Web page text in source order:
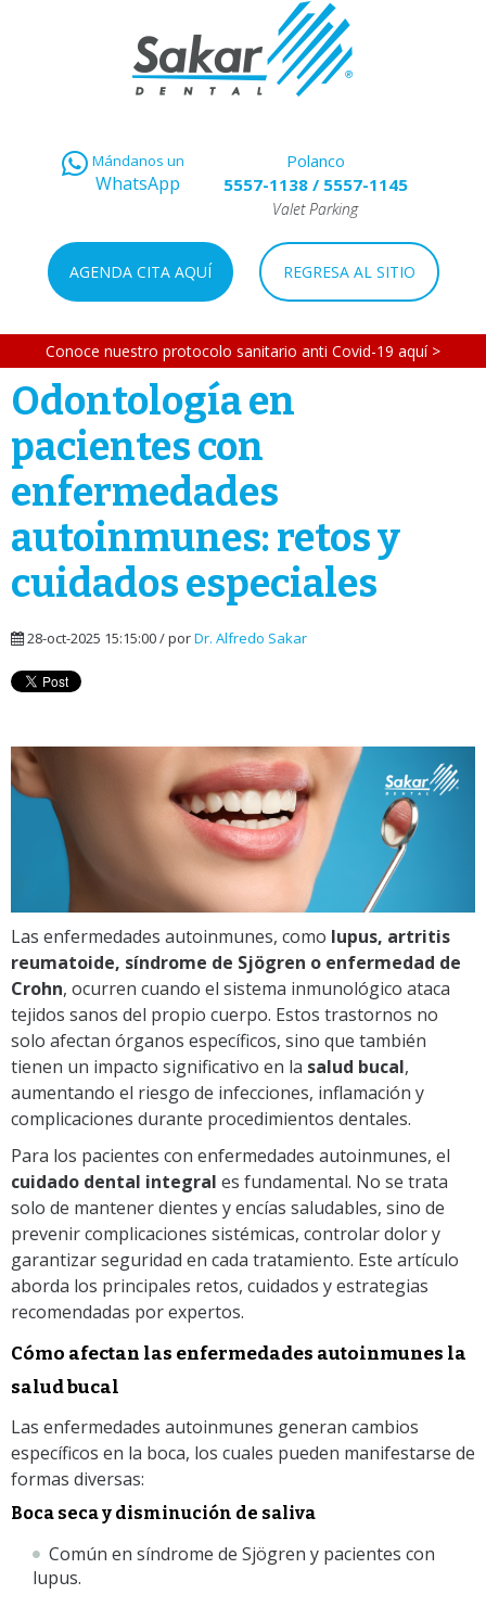
Mándanos un
WhatsApp
Polanco
5557-1138/ 5557-1145
Valet Parking
AGENDA CITA AQUÍ REGRESA AL SITIO
Conoce nuestro protocolo sanitario anti Covid-19 aquí >
Odontología en
pacientes con
enfermedades
autoinmunes: retos y
cuidados especiales
28-oct-2025 15:15:00 / porDr. Alfredo Sakar
Las enfermedades autoinmunes, como lupus, artritis
reumatoide, síndrome de Sjögren o enfermedad de
Crohn, ocurren cuando el sistema inmunológico ataca
tejidos sanos del propio cuerpo. Estos trastornos no
solo afectan órganos específicos, sino que también
tienen un impacto significativo en la salud bucal,
aumentando el riesgo de infecciones, inflamación y
complicaciones durante procedimientos dentales.
Para los pacientes con enfermedades autoinmunes, el
cuidado dental integral es fundamental. No se trata
solo de mantener dientes y encías saludables, sino de
prevenir complicaciones sistémicas, controlar dolor y
garantizar seguridad en cada tratamiento. Este artículo
aborda los principales retos, cuidados y estrategias
recomendadas por expertos.
Cómo afectan las enfermedades autoinmunes la
salud bucal
Las enfermedades autoinmunes generan cambios
específicos en la boca, los cuales pueden manifestarse de
formas diversas:
Boca seca y disminución de saliva
Común en síndrome de Sjögren y pacientes con
lupus.